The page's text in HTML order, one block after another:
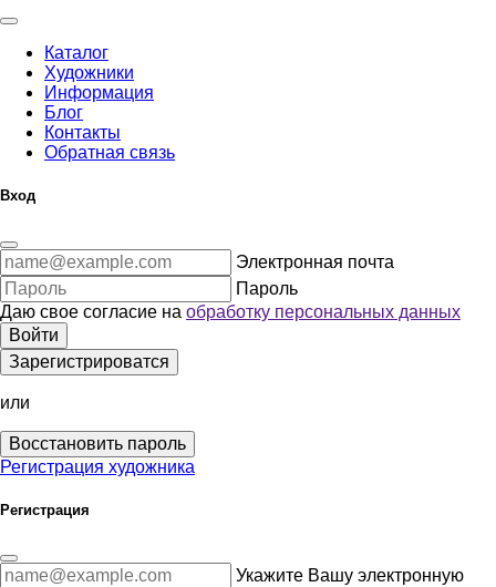
Каталог
Художники
Информация
Блог
Контакты
Обратная связь
Вход
Электронная почта
Пароль
Даю свое согласие на обработку персональных данных
Войти
Зарегистрироватся
или
Восстановить пароль
Регистрация художника
Регистрация
Укажите Вашу электронную